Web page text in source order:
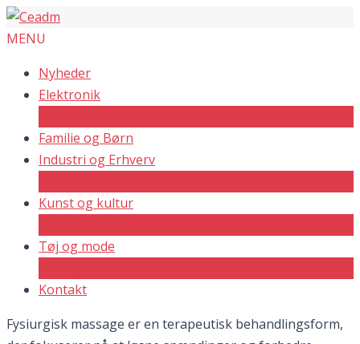
MENU
Nyheder
Elektronik
Familie og Børn
Industri og Erhverv
Kunst og kultur
Tøj og mode
Kontakt
Fysiurgisk massage er en terapeutisk behandlingsform,